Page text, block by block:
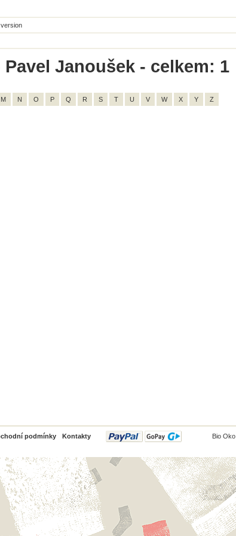
version
Janoušek - celkem: 1
M N O P Q R S T U V W X Y Z
podmínky Kontakty Bio Oko